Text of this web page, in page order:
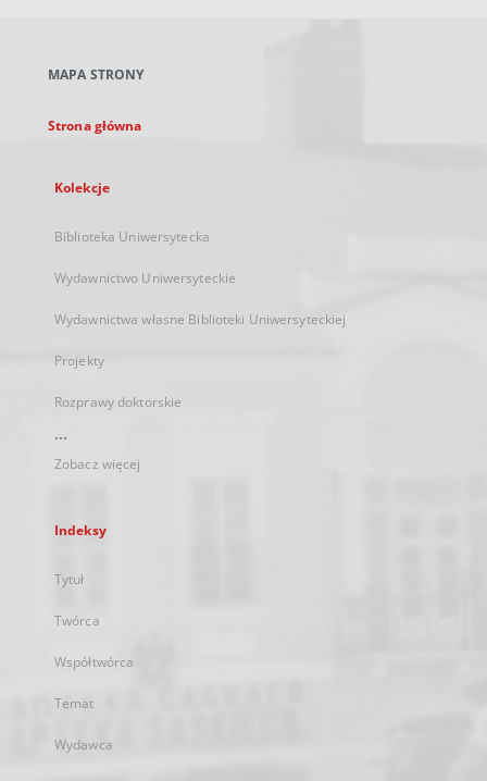
karcie
MAPA STRONY
Strona główna
Kolekcje
Biblioteka Uniwersytecka
Wydawnictwo Uniwersyteckie
Wydawnictwa własne Biblioteki Uniwersyteckiej
Projekty
Rozprawy doktorskie
...
Zobacz więcej
Indeksy
Tytuł
Twórca
Współtwórca
Temat
Wydawca